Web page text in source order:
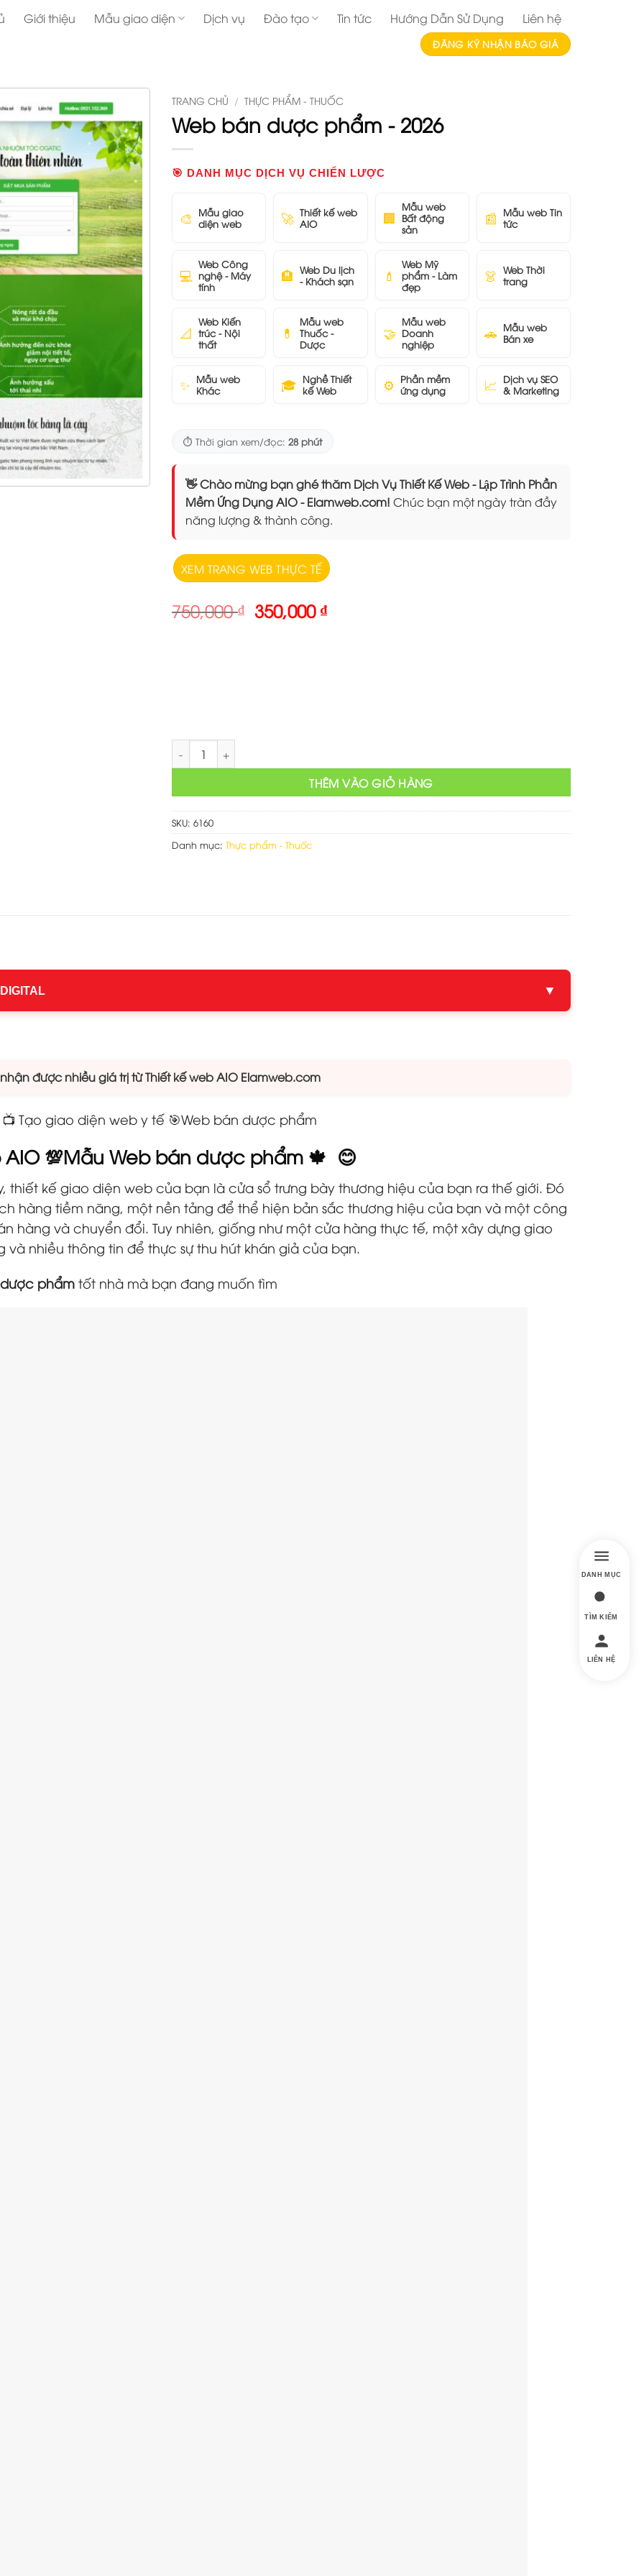
Giới thiệu Mẫu giao diện Dịch vụ Đào tạo Tin tức Hướng Dẫn Sử Dụng Liên hệ
ĐĂNG KÝ NHẬN BÁO GIÁ
TRANG CHỦ / THỰC PHẨM - THUỐC
Web bán dược phẩm - 2026
🎯 DANH MỤC DỊCH VỤ CHIẾN LƯỢC
🎨
Mẫu giao
diện web
🚀 Thiết kế web
AIO
🏢
Mẫu web
Bất động
sản
📰
Mẫu web Tin
tức
💻
Web Công
nghệ - Máy
tính
🏨 Web Du lịch
- Khách sạn
💄
Web Mỹ
phẩm - Làm
đẹp
👗 Web Thời
trang
📐
Web Kiến
trúc - Nội
thất
💊
Mẫu web
Thuốc -
Dược
🤝
Mẫu web
Doanh
nghiệp
🚗 Mẫu web
Bán xe
✨ Mẫu web
Khác
🎓 Nghề Thiết
kế Web
⚙️ Phần mềm
ứng dụng
📈
Dịch vụ SEO
& Marketing
⏱️ Thời gian xem/đọc: 28 phút
👋 Chào mừng bạn ghé thăm Dịch Vụ Thiết Kế Web - Lập Trình Phần
Mềm Ứng Dụng AIO - Elamweb.com! Chúc bạn một ngày tràn đầy
năng lượng & thành công.
XEM TRANG WEB THỰC TẾ
750,000₫ Giá
gốc
350,000₫Giá
THÊM VÀO GIỎ HÀNG
SKU: 6160
Danh mục: Thực phẩm - Thuốc
▼
được nhiều giá trị từ Thiết kế web AIO Elamweb.com
Tạo giao diện web y tế 🎯Web bán dược phẩm
💯Mẫu Web bán dược phẩm 🍁 😊
thiết kế giao diện web của bạn là cửa sổ trưng bày thương hiệu của bạn ra thế giới. Đó
hàng tiềm năng, một nền tảng để thể hiện bản sắc thương hiệu của bạn và một công
hàng và chuyển đổi. Tuy nhiên, giống như một cửa hàng thực tế, một xây dựng giao
nhiều thông tin để thực sự thu hút khán giả của bạn.
phẩm tốt nhà mà bạn đang muốn tìm
DANH MỤC
TÌM KIẾM
LIÊN HỆ